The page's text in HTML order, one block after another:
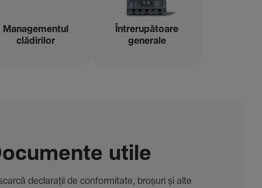
Managementul
clădi­rilor
Între­ru­pă­toare
gene­rale
utile
decla­rații de conformitate, broșuri și alte